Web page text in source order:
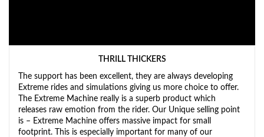
THRILL THICKERS
The support has been excellent, they are always developing
Extreme rides and simulations giving us more choice to offer.
The Extreme Machine really is a superb product which
releases raw emotion from the rider. Our Unique selling point
is – Extreme Machine offers massive impact for small
footprint. This is especially important for many of our